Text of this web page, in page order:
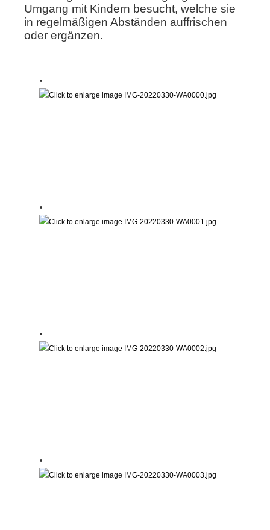
Umgang mit Kindern besucht, welche sie
in regelmäßigen Abständen auffrischen
oder ergänzen.